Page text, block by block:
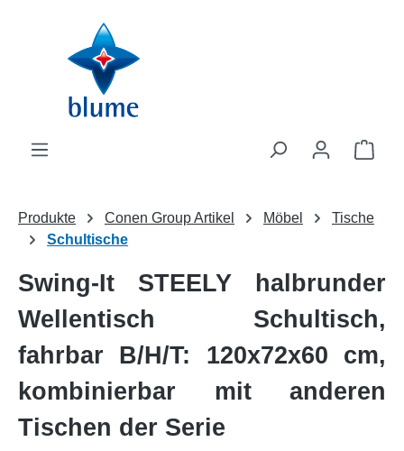
Zum Hauptinhalt springen
Produkte Conen Group Artikel Möbel
Tische
Schultische
Swing-It STEELY halbrunder
Wellentisch Schultisch,
fahrbar B/H/T: 120x72x60 cm,
kombinierbar mit anderen
Tischen der Serie